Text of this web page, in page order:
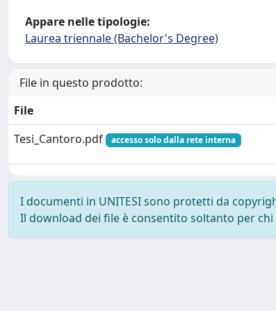
Appare nelle tipologie:
Laurea triennale (Bachelor's Degree)
File in questo prodotto:
File
Tesi_Cantoro.pdf
accesso solo dalla rete interna
I documenti in UNITESI sono protetti da
Il download dei file è consentito soltanto per